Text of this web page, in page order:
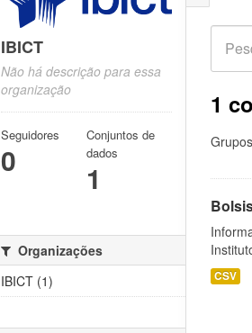
1
CSV
IBICT
Não há descrição para essa
organização
Seguidores
0
Conjuntos de
dados
1
Organizações
IBICT (1)